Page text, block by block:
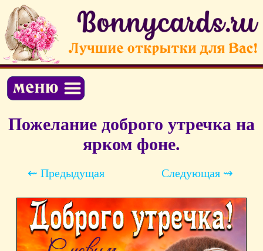
Пожелание доброго утречка на
ярком фоне.
⇜ Предыдущая Следующая ⇝